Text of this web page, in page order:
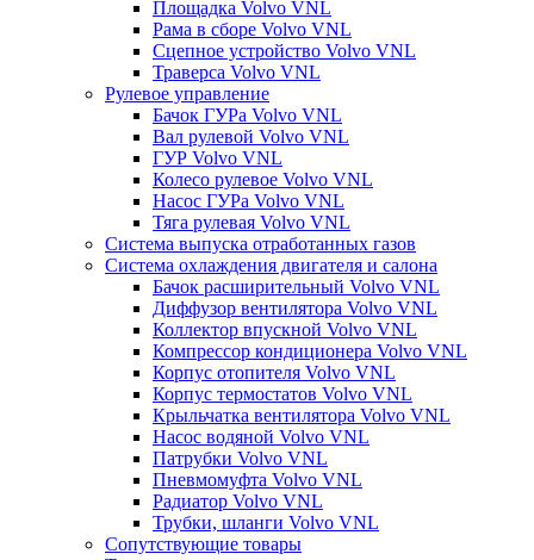
Площадка Volvo VNL
Рама в сборе Volvo VNL
Сцепное устройство Volvo VNL
Траверса Volvo VNL
Рулевое управление
Бачок ГУРа Volvo VNL
Вал рулевой Volvo VNL
ГУР Volvo VNL
Колесо рулевое Volvo VNL
Насос ГУРа Volvo VNL
Тяга рулевая Volvo VNL
Система выпуска отработанных газов
Система охлаждения двигателя и салона
Бачок расширительный Volvo VNL
Диффузор вентилятора Volvo VNL
Коллектор впускной Volvo VNL
Компрессор кондиционера Volvo VNL
Корпус отопителя Volvo VNL
Корпус термостатов Volvo VNL
Крыльчатка вентилятора Volvo VNL
Насос водяной Volvo VNL
Патрубки Volvo VNL
Пневмомуфта Volvo VNL
Радиатор Volvo VNL
Трубки, шланги Volvo VNL
Сопутствующие товары